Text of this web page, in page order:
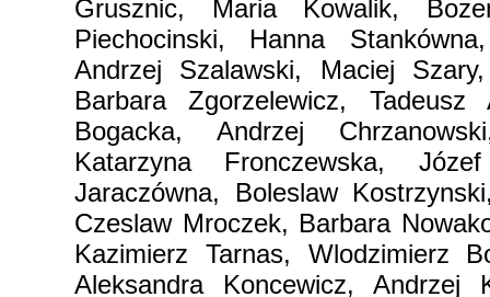
Grusznic, Maria Kowalik,
Piechocinski, Hanna
Andrzej Szalawski, Maciej
Barbara Zgorzelewicz, Tadeusz
Bogacka, Andrzej
Katarzyna Fronczewska,
Jaraczówna, Boleslaw
Czeslaw Mroczek, Barbara
Kazimierz Tarnas, Wlodzimierz
Aleksandra Koncewicz, Andrzej